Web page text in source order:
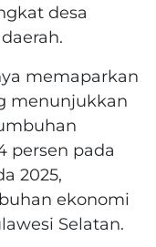
desa
memaparkan
menunjukkan
persen pada
2025,
ekonomi
Selatan.